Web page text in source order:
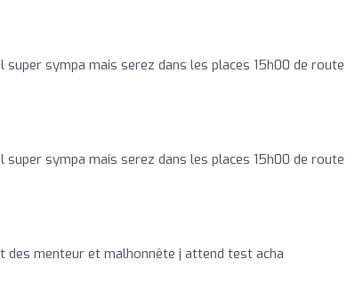
sympa mais serez dans les places 15h00 de route
sympa mais serez dans les places 15h00 de route
des menteur et malhonnête j attend test acha